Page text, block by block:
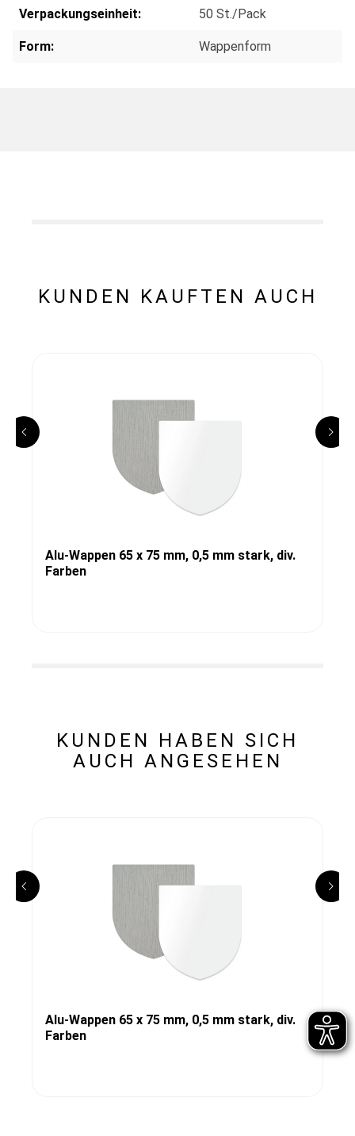
Verpackungseinheit: 50 St./Pack
Form: Wappenform
KUNDEN KAUFTEN AUCH
Alu-Wappen 65 x 75 mm, 0,5 mm stark, div.
Farben
KUNDEN HABEN SICH
AUCH ANGESEHEN
Alu-Wappen 65 x 75 mm, 0,5 mm stark, div.
Farben